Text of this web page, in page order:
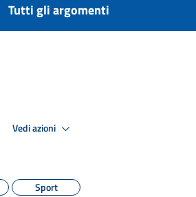
Tutti gli argomenti
Vedi azioni
Sport